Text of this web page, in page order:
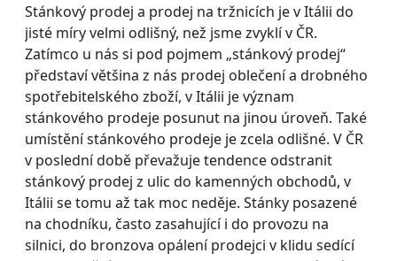
Stánkový prodej a prodej na tržnicích je v Itálii do
jisté míry velmi odlišný, než jsme zvyklí v ČR.
Zatímco u nás si pod pojmem „stánkový prodej“
představí většina z nás prodej oblečení a drobného
spotřebitelského zboží, v Itálii je význam
stánkového prodeje posunut na jinou úroveň. Také
umístění stánkového prodeje je zcela odlišné. V ČR
v poslední době převažuje tendence odstranit
stánkový prodej z ulic do kamenných obchodů, v
Itálii se tomu až tak moc neděje. Stánky posazené
na chodníku, často zasahující i do provozu na
silnici, do bronzova opálení prodejci v klidu sedící